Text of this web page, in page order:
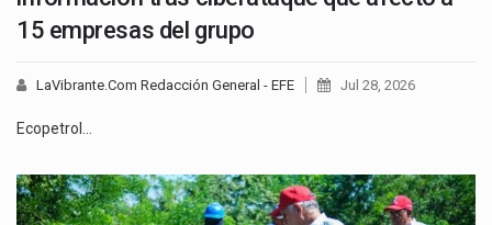
15 empresas del grupo
LaVibrante.Com Redacción General - EFE Jul 28, 2026
Ecopetrol…